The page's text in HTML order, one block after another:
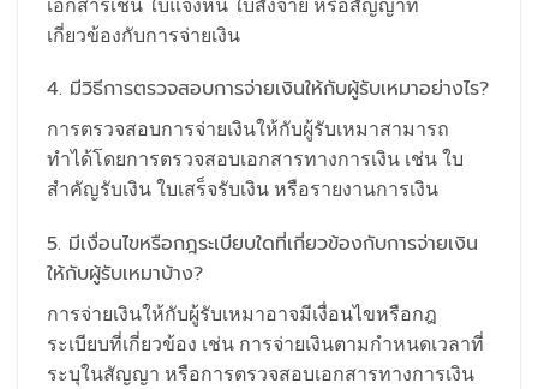
เกี่ยวข้องกับการจ่ายเงิน
4. มีวิธีการตรวจสอบการจ่ายเงินให้กับผู้รับเหมาอย่างไร?
การตรวจสอบการจ่ายเงินให้กับผู้รับเหมาสามารถ
ทำได้โดยการตรวจสอบเอกสารทางการเงิน เช่น ใบ
สำคัญรับเงิน ใบเสร็จรับเงิน หรือรายงานการเงิน
5. มีเงื่อนไขหรือกฎระเบียบใดที่เกี่ยวข้องกับการจ่ายเงิน
ให้กับผู้รับเหมาบ้าง?
การจ่ายเงินให้กับผู้รับเหมาอาจมีเงื่อนไขหรือกฎ
ระเบียบที่เกี่ยวข้อง เช่น การจ่ายเงินตามกำหนดเวลาที่
ระบุในสัญญา หรือการตรวจสอบเอกสารทางการเงิน